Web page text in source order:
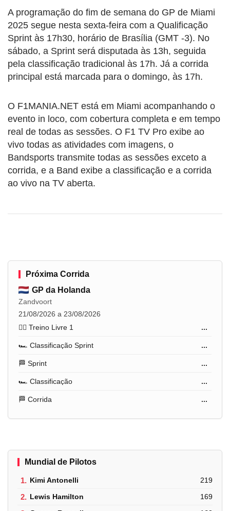
A programação do fim de semana do GP de Miami
2025 segue nesta sexta-feira com a Qualificação
Sprint às 17h30, horário de Brasília (GMT -3). No
sábado, a Sprint será disputada às 13h, seguida
pela classificação tradicional às 17h. Já a corrida
principal está marcada para o domingo, às 17h.
O F1MANIA.NET está em Miami acompanhando o
evento in loco, com cobertura completa e em tempo
real de todas as sessões. O F1 TV Pro exibe ao
vivo todas as atividades com imagens, o
Bandsports transmite todas as sessões exceto a
corrida, e a Band exibe a classificação e a corrida
ao vivo na TV aberta.
Próxima Corrida
GP da Holanda
Zandvoort
21/08/2026 a 23/08/2026
🏋️‍♂️ Treino Livre 1
...
🏎️ Classificação Sprint ...
🏁 Sprint ...
🏎️ Classificação ...
🏁 Corrida ...
Mundial de Pilotos
1. Kimi Antonelli 219
2. Lewis Hamilton 169